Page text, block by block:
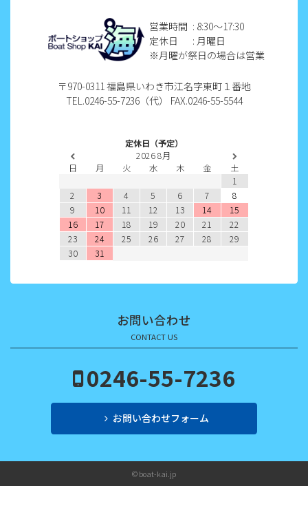
2022年9月
2022年7月
2022年5月
2022年4月
2022年3月
2022年2月
営業時間 : 8:30〜17:30
定休日
: 月曜日
※月曜が祭日の場合は営業
〒970-0311 福島県いわき市江名字東町１番地
TEL.0246-55-7236（代） FAX.0246-55-5544
定休日（予定）
20268月
日
月 火 水 木 金
土
1
2
3 4 5 6 7
8
9
10 11 12 13 14
15
16
17 18 19 20 21
22
23
24 25 26 27 28
29
30
31
お問い合わせ
CONTACT US
0246-55-7236
お問い合わせフォーム
© boat-kai.jp